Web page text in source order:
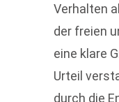
Verhalten
der freien
eine klare
Urteil
durch die